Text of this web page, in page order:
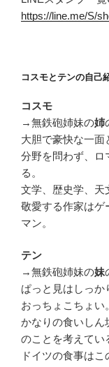
https://line.me/S/
コスモとテンの自己
コスモ
→無鉄砲姉妹の姉
大胆で豪快な一面
分野を問わず、ロ
る。
文学、歴史学、天
敬愛する作家はゲ
マン。
テン
→無鉄砲姉妹の妹
ぱっと見はしっ
おっちょこちょい。
かなりの食いしん
のことを考えてい
ドイツの食事はこ